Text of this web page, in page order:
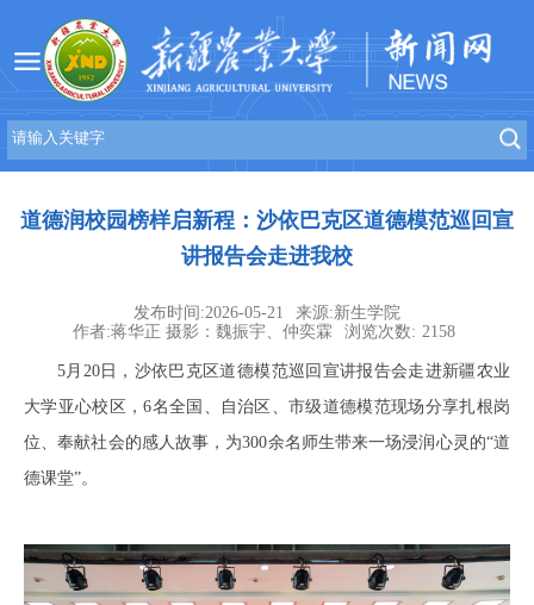
道德润校园榜样启新程：沙依巴克区道德模范巡回宣
讲报告会走进我校
发布时间:2026-05-21
来源:新生学院
作者:蒋华正 摄影：魏振宇、仲奕霖
浏览次数: 2158
5月20日，沙依巴克区道德模范巡回宣讲报告会走进新疆农业
大学亚心校区，6名全国、自治区、市级道德模范现场分享扎根岗
位、奉献社会的感人故事，为300余名师生带来一场浸润心灵的“道
德课堂”。